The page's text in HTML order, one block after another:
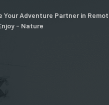
Your Adventure Partner in
- Nature